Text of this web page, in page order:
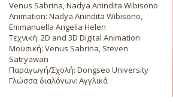
Venus Sabrina, Nadya Anindita Wibisono
Animation: Nadya Anindita Wibisono,
Emmanuella Angelia Helen
Τεχνική: 2D and 3D Digital Animation
Μουσική: Venus Sabrina, Steven
Satryawan
Παραγωγή/Σχολή: Dongseo University
Γλώσσα διαλόγων: Αγγλικά